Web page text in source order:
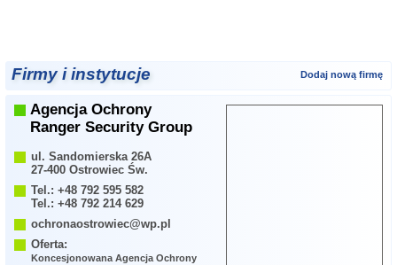
Firmy i instytucje Dodaj nową firmę
Agencja Ochrony
Ranger Security Group
ul. Sandomierska 26A
27-400 Ostrowiec Św.
Tel.: +48 792 595 582
Tel.: +48 792 214 629
ochronaostrowiec@wp.pl
Oferta:
Koncesjonowana Agencja Ochrony